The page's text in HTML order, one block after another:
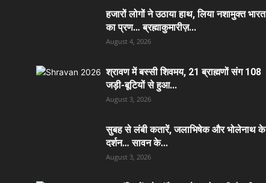
हजारों लोगों ने उठाया हाथ, लिया नशामुक्त भारत
का प्रण… ब्रह्माकुमारीज़...
August 4, 2026
श्रावण में बस्सी शिवमय, 21 ब्राह्मणों संग 108
जड़ी-बूटियों से हुआ...
August 3, 2026
सुबह से लंबी कतारें, जलाभिषेक और भोलेनाथ के
दर्शन… सावन के...
August 3, 2026